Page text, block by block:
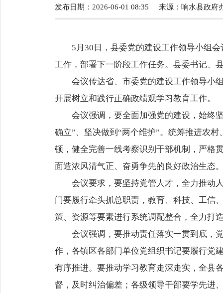
发布日期：2026-06-01 08:35 来源： 响水县政府
5月30日，县委党的建设工作领导小组
工作，部署下一阶段工作任务。县委书记、
会议传达省、市委党的建设工作领导小
开展树立和践行正确政绩观学习教育工作。
会议强调，要全面加强党的建设，始终
确立”、坚决做到“两个维护”。统筹推进农
顿，健全完善一线考察识别干部机制，严格
面造浓风清气正、奋勇争先的良好政治生态
会议要求，要坚持党管人才，全力推动
门要履行牵头抓总职责，教育、科技、工信
策、资源等要素进行系统调配整合，全力打
会议强调，要推动责任落实一贯到底，
作，各镇区各部门单位党组织书记要履行党
有序推进。要推动学习教育走深走实，全县
督，及时纠治偏差；各级领导干部要学先进